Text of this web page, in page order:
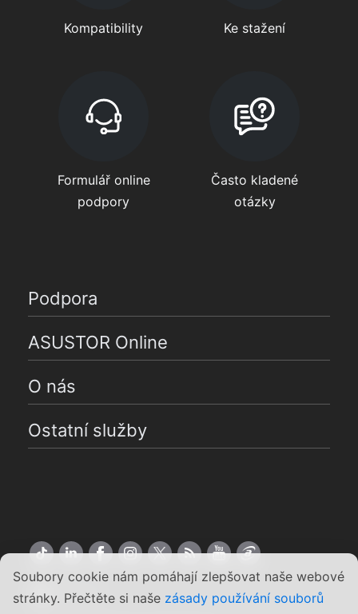
Soubory cookie nám pomáhají zlepšovat naše webové
stránky. Přečtěte si naše zásady používání souborů
Kompatibility Ke stažení
Formulář online
podpory
Často kladené
otázky
Podpora
ASUSTOR Online
O nás
Ostatní služby
Čeština